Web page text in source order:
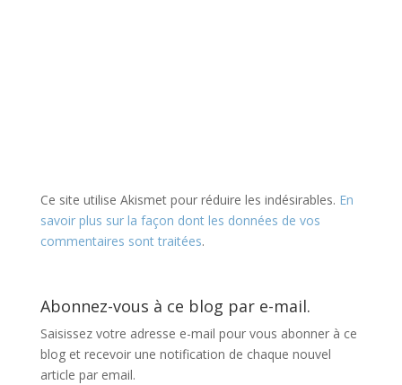
Ce site utilise Akismet pour réduire les indésirables. En
savoir plus sur la façon dont les données de vos
commentaires sont traitées.
Abonnez-vous à ce blog par e-mail.
Saisissez votre adresse e-mail pour vous abonner à ce
blog et recevoir une notification de chaque nouvel
article par email.